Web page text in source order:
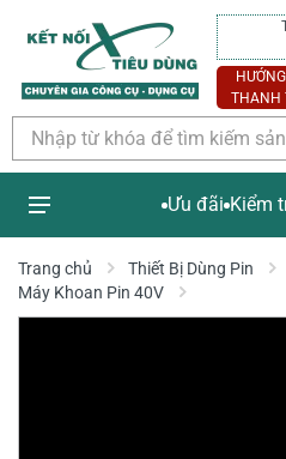
THANH
Ưu đãi Kiểm
Trang chủ Thiết Bị Dùng Pin
Máy Khoan Pin 40V